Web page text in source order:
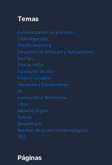
Temas
Automatización de procesos
Ciberseguridad
Cloud computing
Desarrollo de Software y Aplicaciones
DevOps
Diseño UX/UI
Formación técnica
Guías y Consejos
Hardware y Componentes
IA
Innovación y Tendencias
Linux
Marketig digital
Python
Raspberry Pi
Reviews de productos tecnológicos
SEO
Páginas